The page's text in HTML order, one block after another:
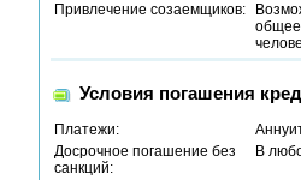
Привлечение созаемщиков:
общее
Условия погашения
Платежи:
Досрочное погашение без
санкций:
В